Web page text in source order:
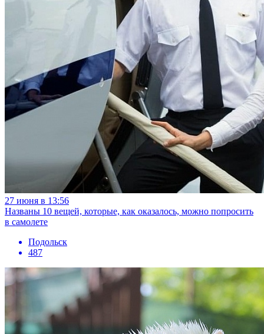
27 июня в 13:56
Названы 10 вещей, которые, как оказалось, можно попросить
в самолете
Подольск
487